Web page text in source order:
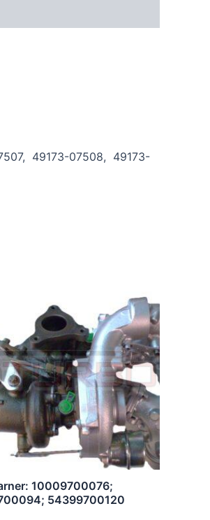
49173-07508, 49173-
10009700076;
54399700120